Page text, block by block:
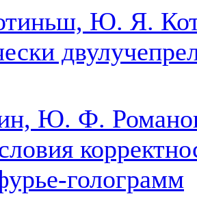
Ю. Я.
Ю. Ф.
голограмм